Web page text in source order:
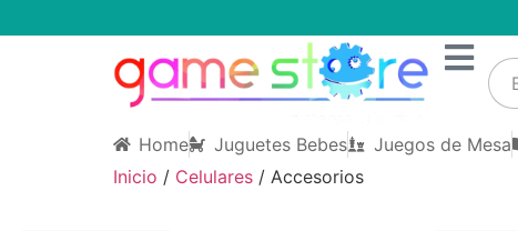
Home Juguetes Bebes Juegos de Mesa
Inicio / Celulares / Accesorios